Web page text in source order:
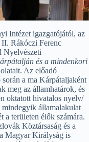
Intézet igazgatójától, az
Rákóczi Ferenc
Nyelvészeti
és a mindenkori
Az előadó
a ma Kárpátaljaként
meg az államhatárok, és
oktatott hivatalos nyelv/
mindegyik államalakulat
a területen élők számára.
Köztársaság és a
Magyar Királyság is